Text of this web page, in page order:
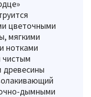
цветочными
мягкими
нотками
чистым
древесины
дымными